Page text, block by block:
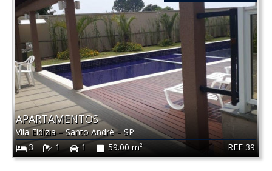
REF 39
APARTAMENTOS
Vila Eldízia–Santo André–SP
3
1 1 59.00 m²